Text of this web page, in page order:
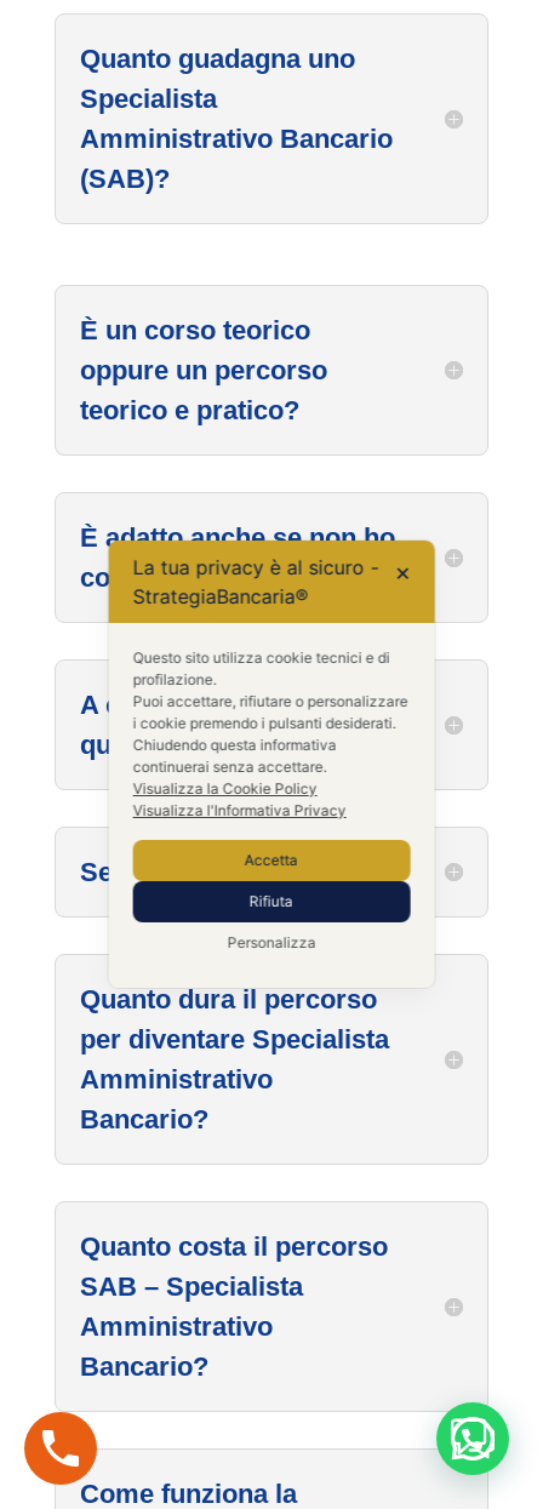
Quanto guadagna uno
Specialista
Amministrativo Bancario
(SAB)?
È un corso teorico
oppure un percorso
teorico e pratico?
È adatto anche se non ho
competenze bancarie?
A chi NON è adatto
questo percorso?
Serve per trovare lavoro?
Quanto dura il percorso
per diventare Specialista
Amministrativo
Bancario?
Quanto costa il percorso
SAB – Specialista
Amministrativo
Bancario?
Come funziona la
La tua privacy è al sicuro -
StrategiaBancaria®
✕
Questo sito utilizza cookie tecnici e di
profilazione.
Puoi accettare, rifiutare o personalizzare
i cookie premendo i pulsanti desiderati.
Chiudendo questa informativa
continuerai senza accettare.
Visualizza la Cookie Policy
Visualizza l'Informativa Privacy
Accetta
Rifiuta
Personalizza